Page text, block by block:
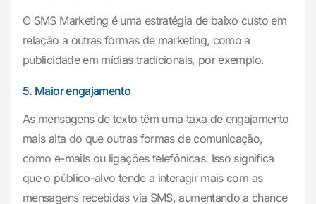
O SMS Marketing é uma estratégia de baixo custo em
relação a outras formas de marketing, como a
publicidade em mídias tradicionais, por exemplo.
5. Maior engajamento
As mensagens de texto têm uma taxa de engajamento
mais alta do que outras formas de comunicação,
como e-mails ou ligações telefônicas. Isso significa
que o público-alvo tende a interagir mais com as
mensagens recebidas via SMS, aumentando a chance